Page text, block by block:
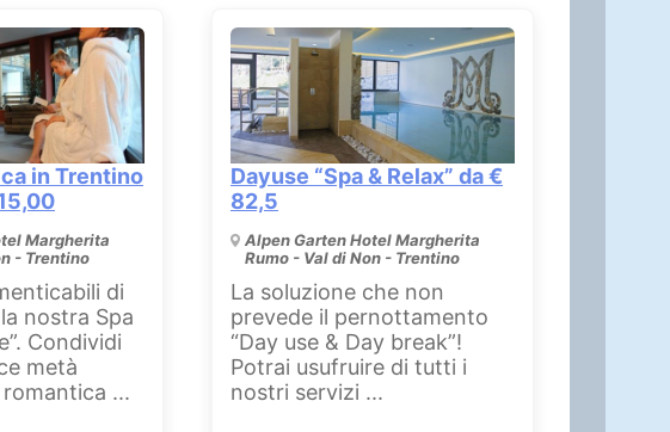
in Trentino
Margherita
- Trentino
di
nostra Spa
Condividi
metà
romantica ...
Dayuse “Spa & Relax” da €
82,5
Alpen Garten Hotel Margherita
Rumo - Val di Non - Trentino
La soluzione che non
prevede il pernottamento
“Day use & Day break”!
Potrai usufruire di tutti i
nostri servizi ...